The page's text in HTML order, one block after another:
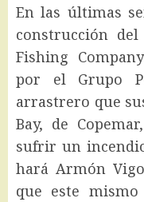
En las últimas
construcción
Fishing
por el Grupo
arrastrero que
Bay, de
sufrir un
hará Armón
que este